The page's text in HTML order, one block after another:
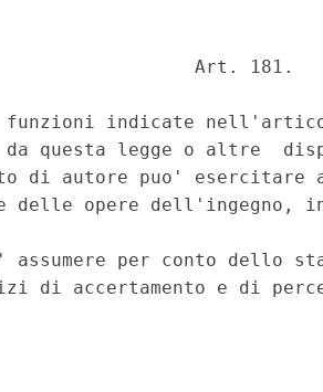
Art. 181.
funzioni indicate
da questa legge o altre
autore puo' esercitare
delle opere dell'ingegno,
assumere per conto dello
di accertamento e di